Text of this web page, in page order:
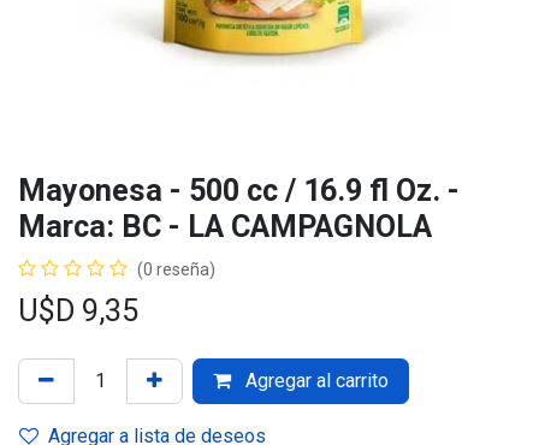
Mayonesa - 500 cc / 16.9 fl Oz. -
Marca: BC - LA CAMPAGNOLA
(0 reseña)
U$D 9,35
Agregar al carrito
Agregar a lista de deseos